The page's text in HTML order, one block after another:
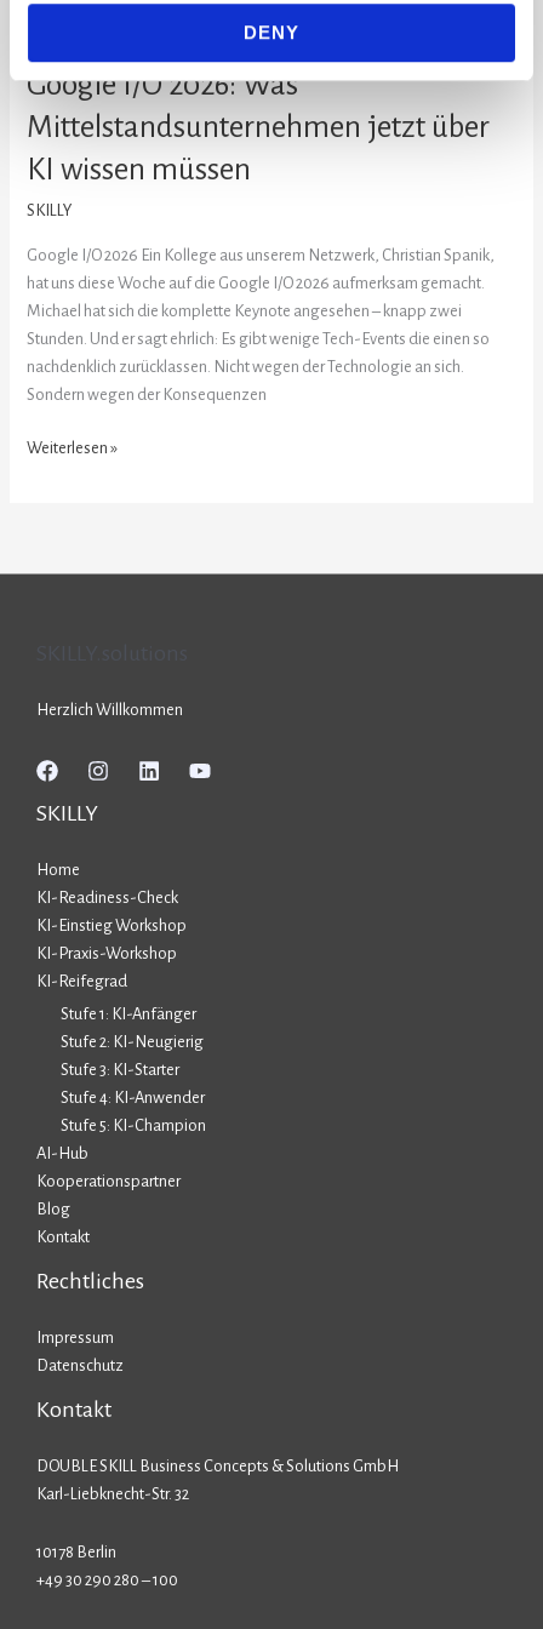
DENY
Google I/O 2026: Was
Mittelstandsunternehmen jetzt über
KI wissen müssen
SKILLY
Google I/O 2026 Ein Kollege aus unserem Netzwerk, Christian Spanik,
hat uns diese Woche auf die Google I/O 2026 aufmerksam gemacht.
Michael hat sich die komplette Keynote angesehen – knapp zwei
Stunden. Und er sagt ehrlich: Es gibt wenige Tech-Events die einen so
nachdenklich zurücklassen. Nicht wegen der Technologie an sich.
Sondern wegen der Konsequenzen
Weiterlesen »
Herzlich Willkommen
SKILLY
Home
KI-Readiness-Check
KI-Einstieg Workshop
KI-Praxis-Workshop
KI-Reifegrad
Stufe 1: KI-Anfänger
Stufe 2: KI-Neugierig
Stufe 3: KI-Starter
Stufe 4: KI-Anwender
Stufe 5: KI-Champion
AI-Hub
Kooperationspartner
Blog
Kontakt
Rechtliches
Impressum
Datenschutz
Kontakt
DOUBLE SKILL Business Concepts & Solutions GmbH
Karl-Liebknecht-Str. 32
10178 Berlin
+49 30 290 280 – 100